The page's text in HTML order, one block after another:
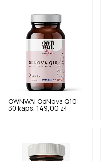
OWNWAI OdNova Q10
30 kaps. 149,00 zł